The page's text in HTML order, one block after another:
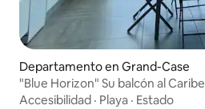
Departamento en Grand-Case
"Blue Horizon" Su balcón al Caribe
Accesibilidad · Playa · Estado